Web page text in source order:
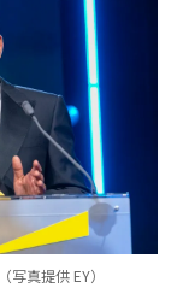
真提供 EY）